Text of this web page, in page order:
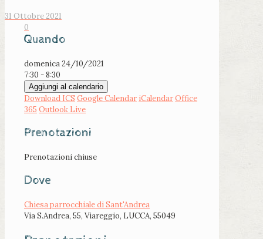
31 Ottobre 2021
0
Quando
domenica 24/10/2021
7:30 - 8:30
Aggiungi al calendario
Download ICS Google Calendar iCalendarOffice
365 Outlook Live
Prenotazioni
Prenotazioni chiuse
Dove
Chiesa parrocchiale di Sant'Andrea
Via S.Andrea, 55, Viareggio, LUCCA, 55049